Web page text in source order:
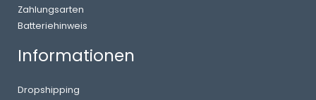
Zahlungsarten
Batteriehinweis
Informationen
Dropshipping